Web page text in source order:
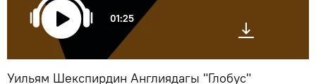
01:25
Уильям Шекспирдин Англиядагы "Глобус"